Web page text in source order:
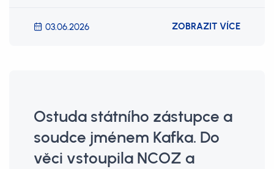
03.06.2026 ZOBRAZIT VÍCE
Ostuda státního zástupce a
soudce jménem Kafka. Do
věci vstoupila NCOZ a